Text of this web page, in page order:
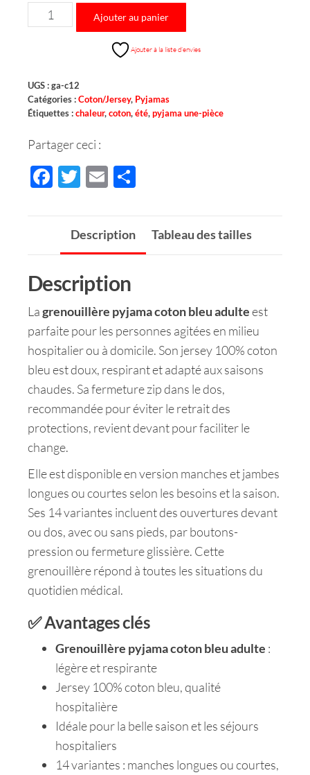
Ajouter au panier
Ajouter à la liste d’envies
UGS : ga-c12
Catégories : Coton/Jersey, Pyjamas
Étiquettes : chaleur, coton, été, pyjama une-pièce
Partager ceci :
F
o
k
T
er
E
ge
Description Tableau des tailles
Description
Lagrenouillère pyjama coton bleu adulteest
parfaite pour les personnes agitées en milieu
hospitalier ou à domicile. Son jersey 100% coton
bleu est doux, respirant et adapté aux saisons
chaudes. Sa fermeture zip dans le dos,
recommandée pour éviter le retrait des
protections, revient devant pour faciliter le
change.
Elle est disponible en version manches et jambes
longues ou courtes selon les besoins et la saison.
Ses 14 variantes incluent des ouvertures devant
ou dos, avec ou sans pieds, par boutons-
pression ou fermeture glissière. Cette
grenouillère répond à toutes les situations du
quotidien médical.
✅ Avantages clés
Grenouillère pyjama coton bleu adulte :
légère et respirante
Jersey 100% coton bleu, qualité
hospitalière
Idéale pour la belle saison et les séjours
hospitaliers
14 variantes : manches longues ou courtes,